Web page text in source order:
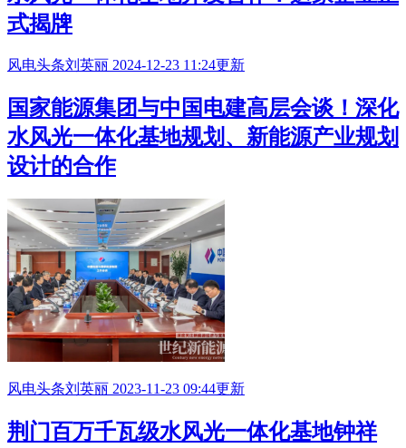
式揭牌
风电头条刘英丽 2024-12-23 11:24更新
国家能源集团与中国电建高层会谈！深化
水风光一体化基地规划、新能源产业规划
设计的合作
风电头条刘英丽 2023-11-23 09:44更新
荆门百万千瓦级水风光一体化基地钟祥